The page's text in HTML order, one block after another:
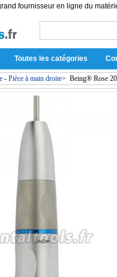
fournisseur en ligne du
Toutes les catégories
- Pièce à main droite> Being® Rose